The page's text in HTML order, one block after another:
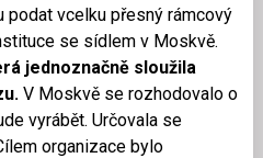
podat vcelku přesný rámcový
se sídlem v Moskvě.
jednoznačně sloužila
V Moskvě se rozhodovalo o
vyrábět. Určovala se
organizace bylo